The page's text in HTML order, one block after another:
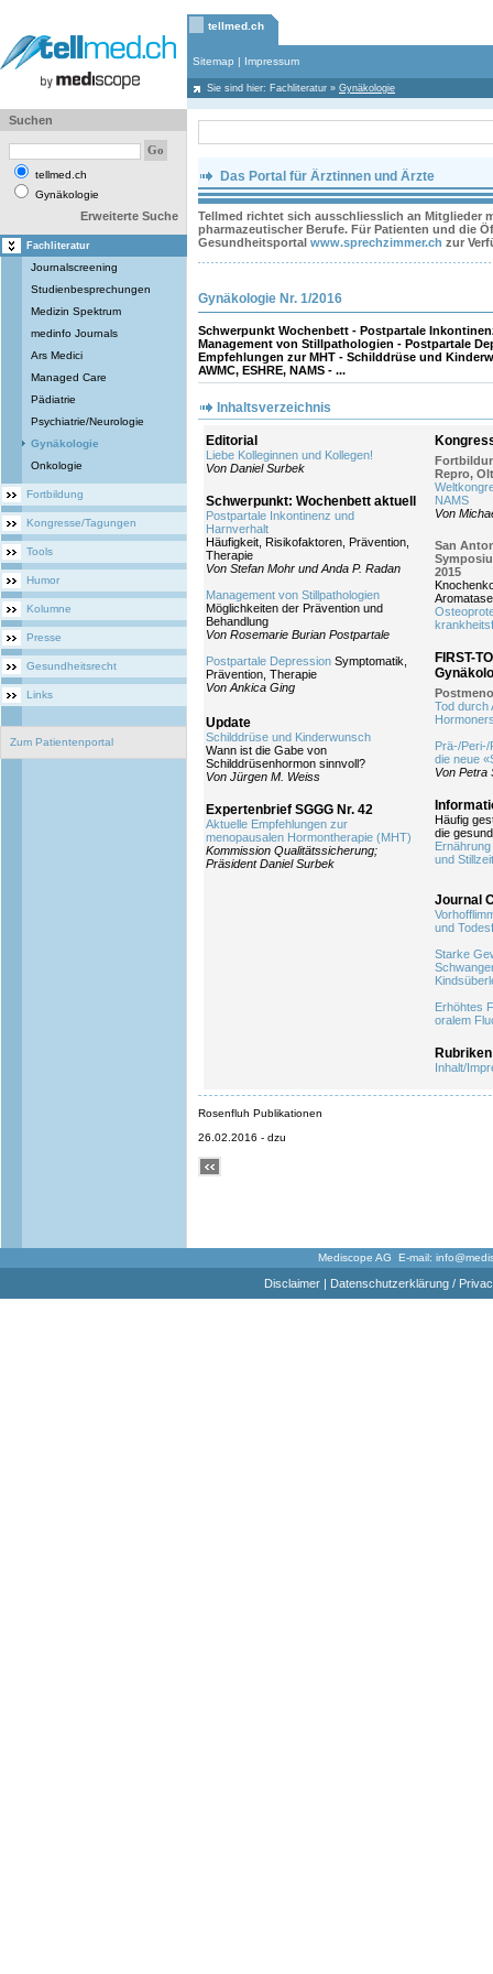
tellmed.ch
Sitemap | Impressum
Sie sind hier: Fachliteratur » Gynäkologie
Suchen
tellmed.ch
Gynäkologie
Erweiterte Suche
Fachliteratur
Journalscreening
Studienbesprechungen
Medizin Spektrum
medinfo Journals
Ars Medici
Managed Care
Pädiatrie
Psychiatrie/Neurologie
Gynäkologie
Onkologie
Fortbildung
Kongresse/Tagungen
Tools
Humor
Kolumne
Presse
Gesundheitsrecht
Links
Zum Patientenportal
Das Portal für Ärztinnen und Ärzte
Tellmed richtet sich ausschliesslich an Mitglieder
pharmazeutischer Berufe. Für Patienten und die
Gesundheitsportal www.sprechzimmer.ch zur
Gynäkologie Nr. 1/2016
Schwerpunkt Wochenbett - Postpartale
Management von Stillpathologien - Postpartale
Empfehlungen zur MHT - Schilddrüse und
AWMC, ESHRE, NAMS - ...
Inhaltsverzeichnis
Editorial
Liebe Kolleginnen und Kollegen!
Von Daniel Surbek
Schwerpunkt: Wochenbett aktuell
Postpartale Inkontinenz und
Harnverhalt
Häufigkeit, Risikofaktoren, Prävention,
Therapie
Von Stefan Mohr und Anda P. Radan
Management von Stillpathologien
Möglichkeiten der Prävention und
Behandlung
Von Rosemarie Burian Postpartale
Postpartale Depression Symptomatik,
Prävention, Therapie
Von Ankica Ging
Update
Schilddrüse und Kinderwunsch
Wann ist die Gabe von
Schilddrüsenhormon sinnvoll?
Von Jürgen M. Weiss
Expertenbrief SGGG Nr. 42
Aktuelle Empfehlungen zur
menopausalen Hormontherapie (MHT)
Kommission Qualitätssicherung;
Präsident Daniel Surbek
Repro,
NAMS
Von
San
2015
FIRST-
Tod durch
Prä-/Peri-/
die neue
Von Petra
Häufig
die
und Stillzeit
Journal
und
Starke
Erhöhtes
oralem
Rubriken
Inhalt/
Rosenfluh Publikationen
26.02.2016 - dzu
Mediscope AG E-mail:
Disclaimer| Datenschutzerklärung /